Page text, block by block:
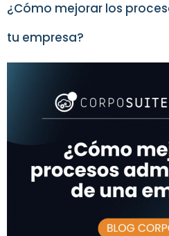
¿Cómo mejorar los
tu empresa?